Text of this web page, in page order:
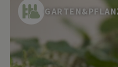
Wir geben Ihnen in
praktische Tipps für
und
Garten nachhaltig in